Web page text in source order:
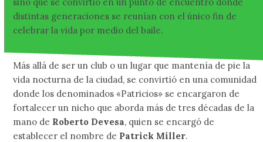
distintas generaciones se reunían con el único fin de
celebrar la vida por medio del baile.
Más allá de ser un club o un lugar que mantenía de pie la
vida nocturna de la ciudad, se convirtió en una comunidad
donde los denominados «Patricios» se encargaron de
fortalecer un nicho que aborda más de tres décadas de la
mano de Roberto Devesa, quien se encargó de
establecer el nombre de Patrick Miller.